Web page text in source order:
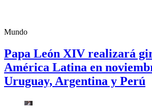
Mundo
Papa León XIV realizará
América Latina en
Uruguay, Argentina y Perú